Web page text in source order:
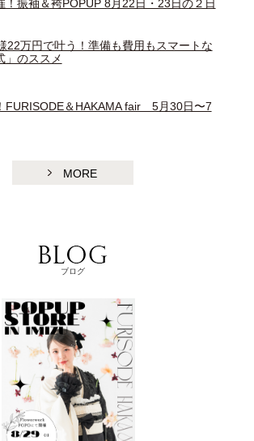
！振袖＆袴POPUP 8月22日・23日の２日
22万円で叶う！準備も費用もスマートな
」のススメ
FURISODE＆HAKAMA fair 5月30日〜7
MORE
ブログ